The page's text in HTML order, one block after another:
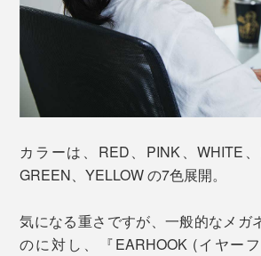
カラーは、RED、PINK、WHITE、
GREEN、YELLOW の7色展開。
気になる重さですが、一般的なメガ
のに対し、『EARHOOK (イヤー